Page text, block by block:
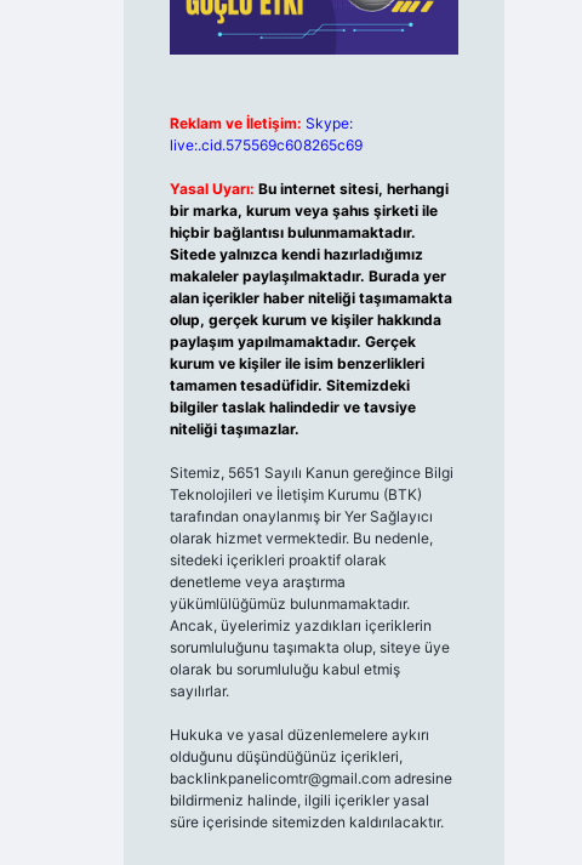
Reklam ve İletişim: Skype:
live:.cid.575569c608265c69
Yasal Uyarı: Bu internet sitesi, herhangi
bir marka, kurum veya şahıs şirketi ile
hiçbir bağlantısı bulunmamaktadır.
Sitede yalnızca kendi hazırladığımız
makaleler paylaşılmaktadır. Burada yer
alan içerikler haber niteliği taşımamakta
olup, gerçek kurum ve kişiler hakkında
paylaşım yapılmamaktadır. Gerçek
kurum ve kişiler ile isim benzerlikleri
tamamen tesadüfidir. Sitemizdeki
bilgiler taslak halindedir ve tavsiye
niteliği taşımazlar.
Sitemiz, 5651 Sayılı Kanun gereğince Bilgi
Teknolojileri ve İletişim Kurumu (BTK)
tarafından onaylanmış bir Yer Sağlayıcı
olarak hizmet vermektedir. Bu nedenle,
sitedeki içerikleri proaktif olarak
denetleme veya araştırma
yükümlülüğümüz bulunmamaktadır.
Ancak, üyelerimiz yazdıkları içeriklerin
sorumluluğunu taşımakta olup, siteye üye
olarak bu sorumluluğu kabul etmiş
sayılırlar.
Hukuka ve yasal düzenlemelere aykırı
olduğunu düşündüğünüz içerikleri,
backlinkpanelicomtr@gmail.comadresine
bildirmeniz halinde, ilgili içerikler yasal
süre içerisinde sitemizden kaldırılacaktır.